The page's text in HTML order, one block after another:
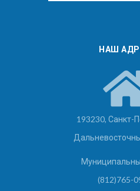
НАШ
193230, Санкт-
(812)765-